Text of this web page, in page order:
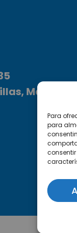
Para
para
Málaga